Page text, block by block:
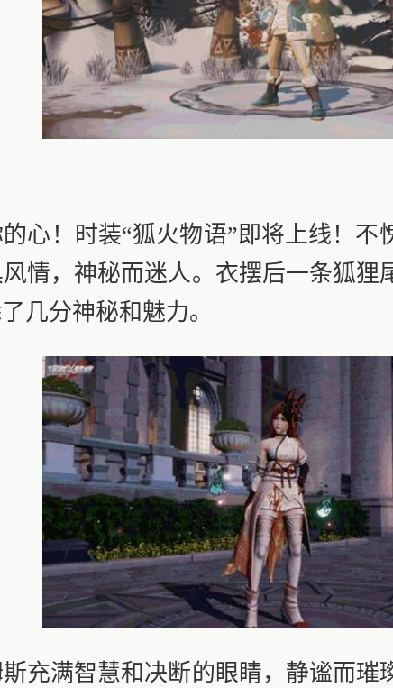
！时装“狐火物语”即将上线！不
情，神秘而迷人。衣摆后一条狐狸
几分神秘和魅力。
满智慧和决断的眼睛，静谧而璀